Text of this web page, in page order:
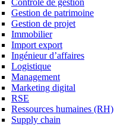
Controle de gestion
Gestion de patrimoine
Gestion de projet
Immobilier
Import export
Ingénieur d’affaires
Logistique
Management
Marketing digital
RSE
Ressources humaines (RH)
Supply chain